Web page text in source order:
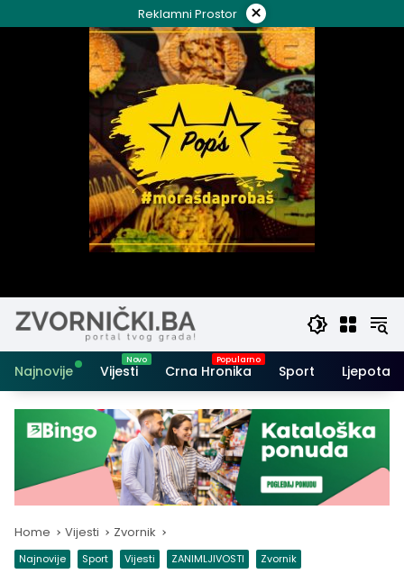
to
Reklamni Prostor ×
Najnovije Vijesti Crna Hronika Sport Ljepota i
Home Vijesti Zvornik
Najnovije Sport Vijesti ZANIMLJIVOSTI Zvornik